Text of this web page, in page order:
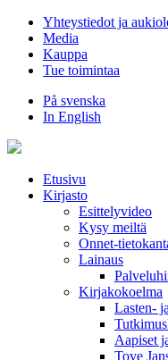
Hyppää
sisältöön
Yhteystiedot ja
Media
Kauppa
Tue toimintaa
På svenska
In English
Etusivu
Kirjasto
Esittelyvideo
Kysy meiltä
Onnet-
Lainaus
Kirjakokoelma
Lasten-
Aapiset
Tove